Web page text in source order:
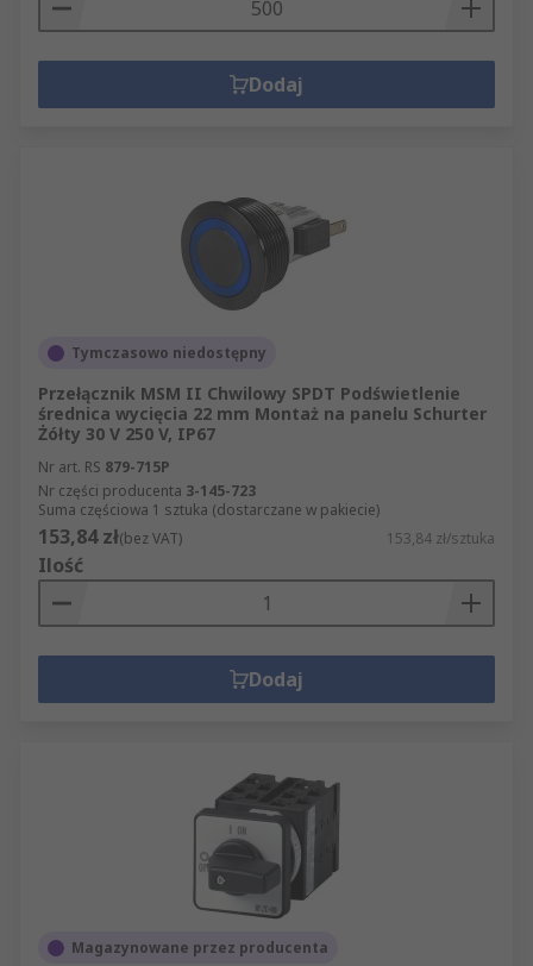
Dodaj
Tymczasowo niedostępny
Przełącznik MSM II Chwilowy SPDT Podświetlenie
średnica wycięcia 22 mm Montaż na panelu Schurter
Żółty 30 V 250 V, IP67
Nr art. RS 879-715P
Nr części producenta 3-145-723
Suma częściowa 1 sztuka (dostarczane w pakiecie)
153,84 zł(bez VAT) 153,84 zł/sztuka
Ilość
Dodaj
Magazynowane przez producenta